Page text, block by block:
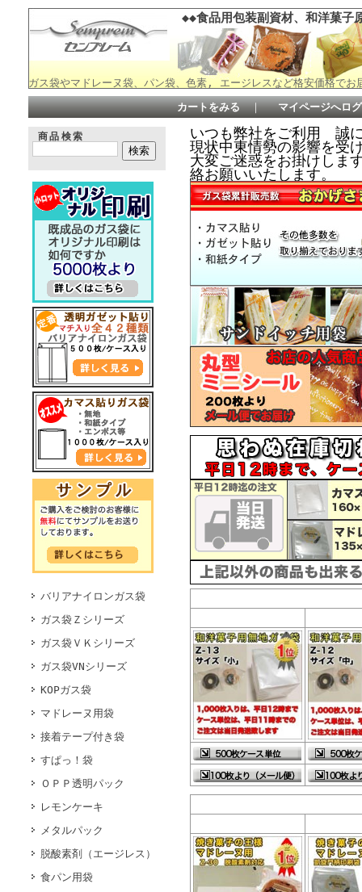
◆◆食品用包装副資材、和洋菓子
ガス袋やマドレーヌ袋、パン袋、色素, エージレスなど格安価格でお
カートをみる ｜ マイページへロ
商品検索
バリアナイロンガス袋
ガス袋Ｚシリーズ
ガス袋ＶＫシリーズ
ガス袋VNシリーズ
KOPガス袋
マドレーヌ用袋
接着テープ付き袋
すぱっ！袋
ＯＰＰ透明パック
レモンケーキ
メタルパック
脱酸素剤（エージレス）
食パン用袋
いつも弊社をご利用 誠
現状中東情勢の影響を受
大変ご迷惑をお掛けし
絡お願いいたします。